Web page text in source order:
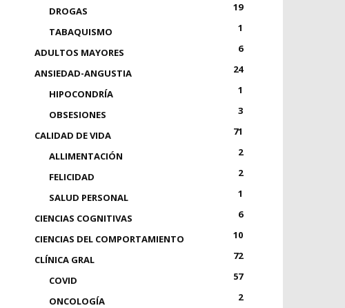
DROGAS
19
TABAQUISMO
1
ADULTOS MAYORES
6
ANSIEDAD-ANGUSTIA
24
HIPOCONDRÍA
1
OBSESIONES
3
CALIDAD DE VIDA
71
ALLIMENTACIÓN
2
FELICIDAD
2
SALUD PERSONAL
1
CIENCIAS COGNITIVAS
6
CIENCIAS DEL COMPORTAMIENTO
10
CLÍNICA GRAL
72
COVID
57
ONCOLOGÍA
2